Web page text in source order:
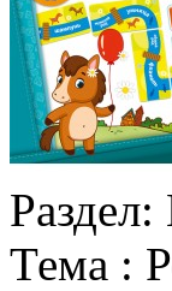
Раздел:
Тема :